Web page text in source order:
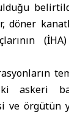
döner
askeri
ve örgütün